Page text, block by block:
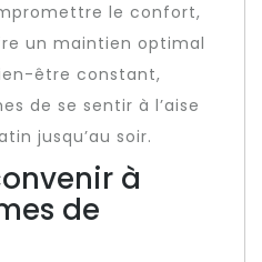
le confort,
un maintien optimal
être constant,
de se sentir à l’aise
jusqu’au soir.
à
de